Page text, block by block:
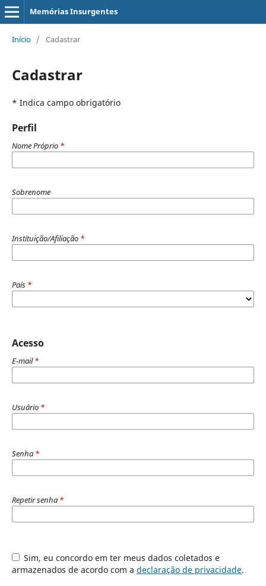
Memórias Insurgentes
Início / Cadastrar
Cadastrar
* Indica campo obrigatório
Perfil
Nome Próprio *
Sobrenome
Instituição/Afiliação *
País *
Acesso
E-mail*
Usuário *
Senha *
Repetir senha *
Sim, eu concordo em ter meus dados coletados e
armazenados de acordo com a declaração de privacidade.